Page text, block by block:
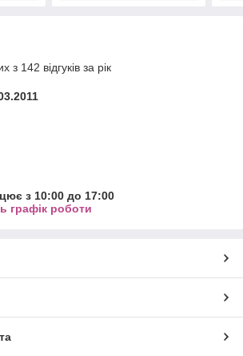
з 142 відгуків за рік
з 10:00 до 17:00
графік роботи